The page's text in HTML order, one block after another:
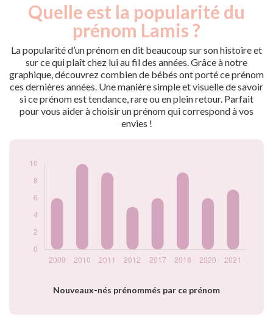
Quelle est la popularité du
prénom Lamis ?
La popularité d’un prénom en dit beaucoup sur son histoire et
sur ce qui plaît chez lui au fil des années. Grâce à notre
graphique, découvrez combien de bébés ont porté ce prénom
ces dernières années. Une manière simple et visuelle de savoir
si ce prénom est tendance, rare ou en plein retour. Parfait
pour vous aider à choisir un prénom qui correspond à vos
envies !
Nouveaux-nés prénommés par ce prénom
prénom Lamis par
Année
Nouveaux-
nés
2010
10
2011
9
2012
5
2017
6
2018
9
2020
6